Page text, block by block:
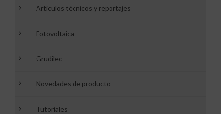
Artículos técnicos y reportajes
Fotovoltaica
Grudilec
Novedades de producto
Tutoriales